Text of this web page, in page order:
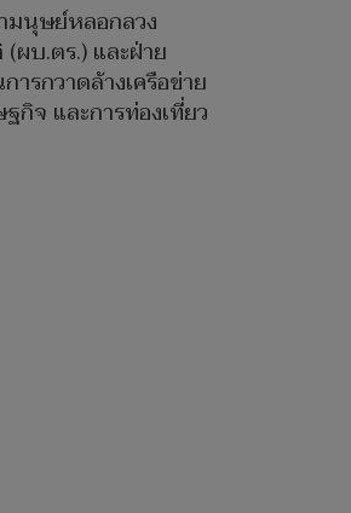
มนุษย์หลอกลวง
ผบ.ตร.) และฝ่าย
รกวาดล้างเครือข่าย
กิจ และการท่องเที่ยว